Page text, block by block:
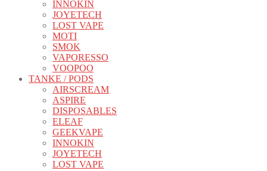
INNOKIN
JOYETECH
LOST VAPE
MOTI
SMOK
VAPORESSO
VOOPOO
TANKE / PODS
AIRSCREAM
ASPIRE
DISPOSABLES
ELEAF
GEEKVAPE
INNOKIN
JOYETECH
LOST VAPE